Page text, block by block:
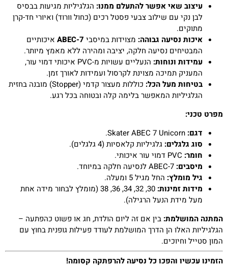
עיצוב שאי אפשר להתעלם ממנו: הגלגיליות מגיעות בבסיס
לבן נקי עם שילוב צבעי פסטל רכים (כחול וורוד) ואיורי חד-קרן
מתוקים.
איכות נסיעה גבוהה: מצוידות במיסבי ABEC-7 איכותיים
המבטיחים נסיעה חלקה, יציבה ומהירה ללא מאמץ מיותר.
עמידות ונוחות:
הנעליים עשויות מ-PVC איכותי דמוי עור,
המעניק תמיכה מצוינת לקרסול ועמידות לאורך זמן.
בטיחות מעל הכל:
כוללות מעצור קדמי (Stopper) מובנה בחזית
הגלגיליות המאפשר בלימה קלה ובטוחה בכל רגע.
מפרט טכני:
דגם:
סוג גלגלים: גלגיליות קלאסיות (4 גלגלים).
חומר:
מיסבים:
גיל מומלץ: החל מגיל 5 ומעלה.
מידות זמינות:
30, 32, 34, 36, 38 (מומלץ לבחור מידה אחת
מעל מידת הנעל הרגילה).
המתנה המושלמת: בין אם זה ליום הולדת, חג או פשוט כהפתעה –
הגלגיליות האלו הן הדרך המושלמת לעודד פעילות גופנית בחוץ עם
המון סטייל וחיוכים.
הזמינו עכשיו והפכו כל נסיעה להרפתקה קסומה!